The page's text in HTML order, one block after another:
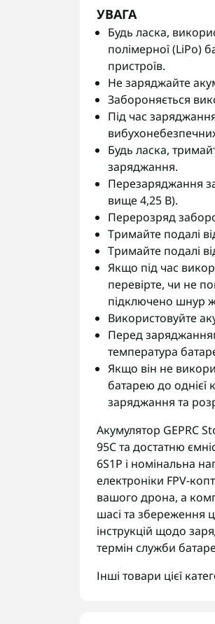
УВАГА
Будь ласка,
полімерної (LiPo)
пристроїв.
Не заряджайте
Забороняється
Під час
Будь ласка,
заряджання.
Перезаряджання
вище 4,25 В).
Перерозряд
Тримайте подалі
Тримайте подалі
Якщо під час
перевірте, чи не
підключено шнур
Використовуйте
Перед
температура
Якщо він не
батарею до однієї
заряджання та
Акумулятор GEPRC
95C та достатню
6S1P і номінальна
електроніки FPV-
вашого дрона, а
шасі та збереження
інструкцій щодо
термін служби
Інші товари цієї